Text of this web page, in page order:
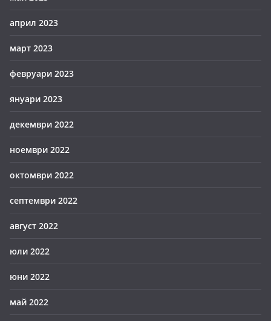
април 2023
март 2023
февруари 2023
януари 2023
декември 2022
ноември 2022
октомври 2022
септември 2022
август 2022
юли 2022
юни 2022
май 2022